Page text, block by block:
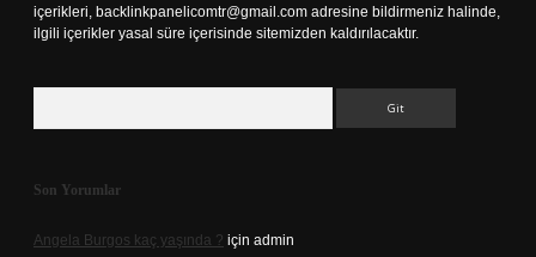
içerikleri, backlinkpanelicomtr@gmail.com adresine bildirmeniz halinde,
ilgili içerikler yasal süre içerisinde sitemizden kaldırılacaktır.
Son Yorumlar
Angela Burgos kaç yaşında ? için admin